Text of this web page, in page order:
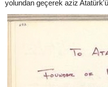
yolundan geçerek aziz